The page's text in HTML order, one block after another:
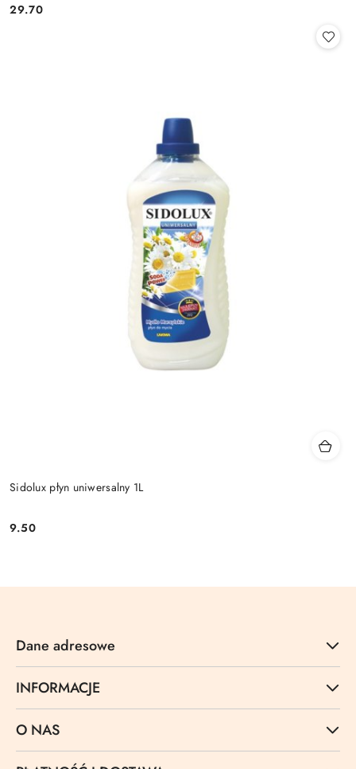
Cena:
29.70
Sidolux płyn uniwersalny 1L
Cena:
9.50
Dane adresowe
INFORMACJE
O NAS